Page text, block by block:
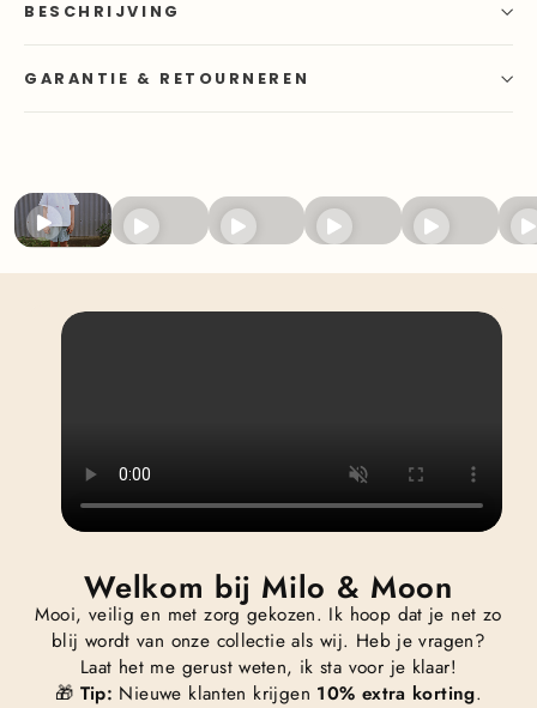
BESCHRIJVING
GARANTIE & RETOURNEREN
Welkom bij Milo & Moon
Mooi, veilig en met zorg gekozen. Ik hoop dat je net zo
blij wordt van onze collectie als wij. Heb je vragen?
Laat het me gerust weten, ik sta voor je klaar!
🎁 Tip: Nieuwe klanten krijgen 10% extra korting.